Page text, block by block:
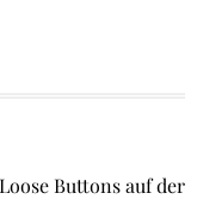
Buttons auf der